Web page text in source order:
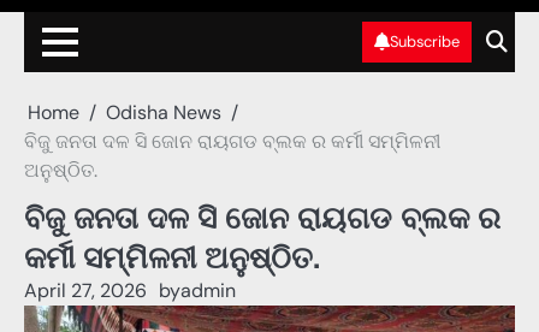
Subscribe
Home
Odisha News
ବିଜୁ ଜନତା ଦଳ ସି ଜୋନ ରାୟଗଡ ବ୍ଲକ ର କର୍ମୀ ସମ୍ମିଳନୀ
ଅନୁଷ୍ଠିତ.
ବିଜୁ ଜନତା ଦଳ ସି ଜୋନ ରାୟଗଡ ବ୍ଲକ ର
କର୍ମୀ ସମ୍ମିଳନୀ ଅନୁଷ୍ଠିତ.
April 27, 2026 byadmin